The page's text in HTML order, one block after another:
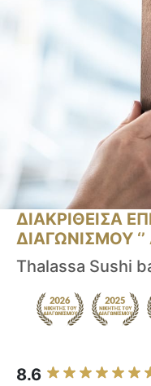
ΔΙΑΚΡΙΘΕΙΣΑ
ΔΙΑΓΩΝΙΣΜΟΥ ‘’
Thalassa Sushi
8.6